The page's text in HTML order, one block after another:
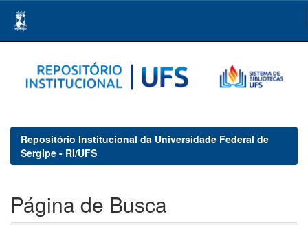
navigation
Repositório Institucional da Universidade Federal de
Sergipe - RI/UFS
Página de Busca